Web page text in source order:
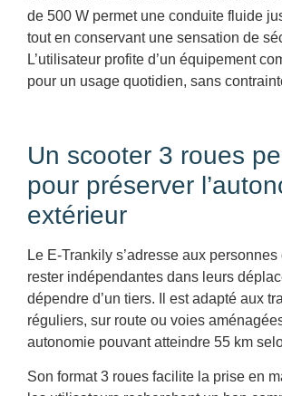
de 500 W permet une conduite fluide
tout en conservant une sensation de
L’utilisateur profite d’un équipement
pour un usage quotidien, sans
Un scooter 3 roues
pour préserver
extérieur
Le E-Trankily s’adresse aux
rester indépendantes dans leurs
dépendre d’un tiers. Il est adapté aux
réguliers, sur route ou voies
autonomie pouvant atteindre 55 km
Son format 3 roues facilite la prise en